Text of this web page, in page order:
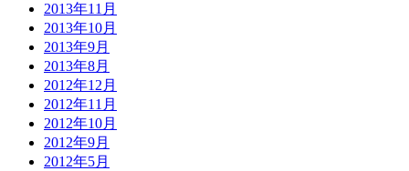
2013年11月
2013年10月
2013年9月
2013年8月
2012年12月
2012年11月
2012年10月
2012年9月
2012年5月